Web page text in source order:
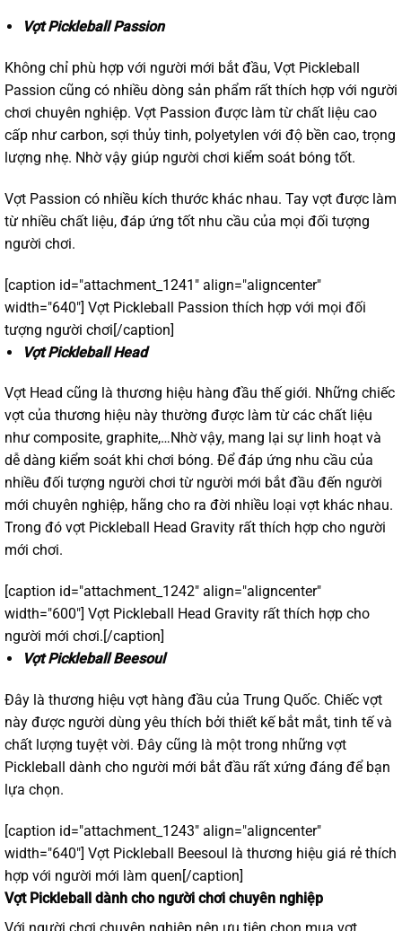
Vợt Pickleball Passion
Không chỉ phù hợp với người mới bắt đầu, Vợt Pickleball
Passion cũng có nhiều dòng sản phẩm rất thích hợp với người
chơi chuyên nghiệp. Vợt Passion được làm từ chất liệu cao
cấp như carbon, sợi thủy tinh, polyetylen với độ bền cao, trọng
lượng nhẹ. Nhờ vậy giúp người chơi kiểm soát bóng tốt.
Vợt Passion có nhiều kích thước khác nhau. Tay vợt được làm
từ nhiều chất liệu, đáp ứng tốt nhu cầu của mọi đối tượng
người chơi.
[caption id="attachment_1241" align="aligncenter"
width="640"] Vợt Pickleball Passion thích hợp với mọi đối
tượng người chơi[/caption]
Vợt Pickleball Head
Vợt Head cũng là thương hiệu hàng đầu thế giới. Những chiếc
vợt của thương hiệu này thường được làm từ các chất liệu
như composite, graphite,…Nhờ vậy, mang lại sự linh hoạt và
dễ dàng kiểm soát khi chơi bóng. Để đáp ứng nhu cầu của
nhiều đối tượng người chơi từ người mới bắt đầu đến người
mới chuyên nghiệp, hãng cho ra đời nhiều loại vợt khác nhau.
Trong đó vợt Pickleball Head Gravity rất thích hợp cho người
mới chơi.
[caption id="attachment_1242" align="aligncenter"
width="600"] Vợt Pickleball Head Gravity rất thích hợp cho
người mới chơi.[/caption]
Vợt Pickleball Beesoul
Đây là thương hiệu vợt hàng đầu của Trung Quốc. Chiếc vợt
này được người dùng yêu thích bởi thiết kế bắt mắt, tinh tế và
chất lượng tuyệt vời. Đây cũng là một trong những vợt
Pickleball dành cho người mới bắt đầu rất xứng đáng để bạn
lựa chọn.
[caption id="attachment_1243" align="aligncenter"
width="640"] Vợt Pickleball Beesoul là thương hiệu giá rẻ thích
hợp với người mới làm quen[/caption]
Vợt Pickleball dành cho người chơi chuyên nghiệp